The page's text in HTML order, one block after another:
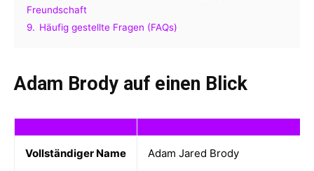
Freundschaft
9. Häufig gestellte Fragen (FAQs)
Adam Brody auf einen Blick
Vollständiger Name Adam Jared Brody